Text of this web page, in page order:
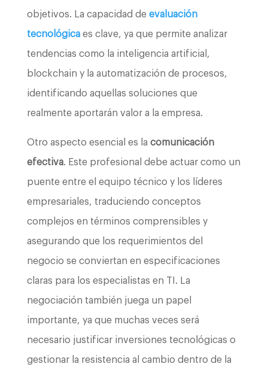
objetivos. La capacidad de evaluación
tecnológicaes clave, ya que permite analizar
tendencias como la inteligencia artificial,
blockchain y la automatización de procesos,
identificando aquellas soluciones que
realmente aportarán valor a la empresa.
Otro aspecto esencial es la comunicación
efectiva. Este profesional debe actuar como un
puente entre el equipo técnico y los líderes
empresariales, traduciendo conceptos
complejos en términos comprensibles y
asegurando que los requerimientos del
negocio se conviertan en especificaciones
claras para los especialistas en TI. La
negociación también juega un papel
importante, ya que muchas veces será
necesario justificar inversiones tecnológicas o
gestionar la resistencia al cambio dentro de la